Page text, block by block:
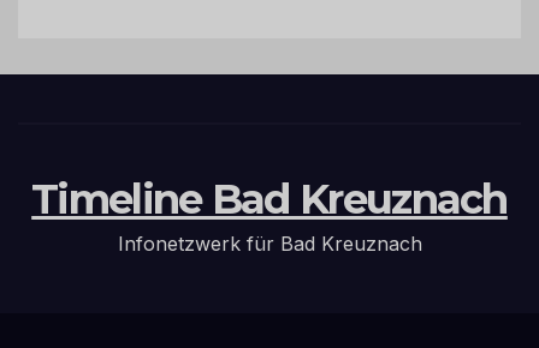
Timeline Bad Kreuznach
Infonetzwerk für Bad Kreuznach